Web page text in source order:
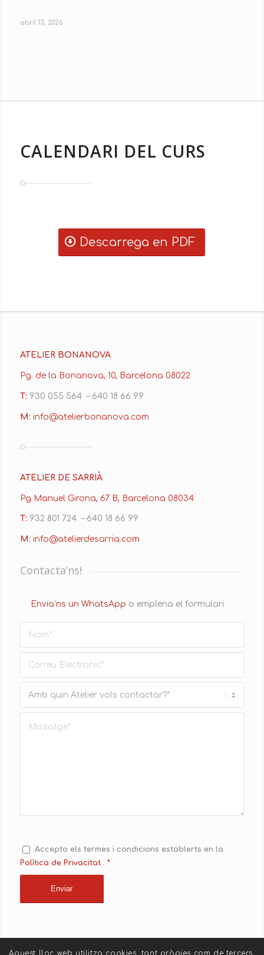
abril 13, 2026
CALENDARI DEL CURS
Descarrega en PDF
ATELIER BONANOVA
Pg. de la Bonanova, 10, Barcelona 08022
T: 930 055 564 – 640 18 66 99
M: info@atelierbonanova.com
ATELIER DE SARRIÀ
Pg Manuel Girona, 67 B, Barcelona 08034
T: 932 801 724 – 640 18 66 99
M: info@atelierdesarria.com
Contacta’ns!
Envia’ns un WhatsApp o emplena el formulari
Accepto els termes i condicions establerts en la
Política de Privacitat . *